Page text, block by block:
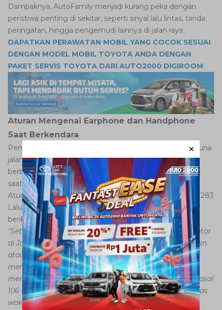
Dampaknya, AutoFamily menjadi kurang peka dengan
peristiwa penting di sekitar, seperti sinyal lalu lintas, tanda
peringatan, hingga pengemudi lainnya di jalan raya.
DAPATKAN PERAWATAN MOBIL YANG COCOK SESUAI
DENGAN MODEL MOBIL TOYOTA ANDA DENGAN
PAKET SERVIS TOYOTA DARI AUTO2000 DIGIROOM
Aturan Mengenai Earphone dan Handphone
Saat Berkendara
Pemerintah sangat peduli dengan keselamatan pengguna
jalan, oleh karena itu pemerintah telah menetapkan
berbagai aturan penggunaan
earphone dan handphone
saat berkendara.
Aturan tersebut terutang dalam Undang-Undang Pasal 283
Lalu Lintas dan Angkutan Jalan yang berbunyi sebagai
berikut:
"Setiap orang yang mengemudikan Kendaraan Bermotor
di Jalan secara tidak wajar dan melakukan kegiatan lain
atau dipengaruhi oleh suatu keadaan yang
mengakibatkan gangguan konsentrasi dalam
mengemudi di jalan, sebagaimana dimaksud dalam Pasal
106 ayat (1), akan dikenai pidana kurungan dengan batas
waktu paling lama 3 (tiga) bulan atau denda paling